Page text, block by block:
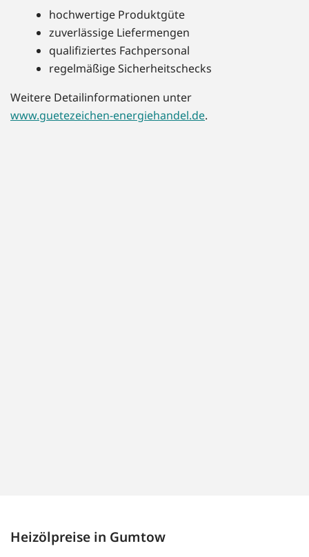
hochwertige Produktgüte
zuverlässige Liefermengen
qualifiziertes Fachpersonal
regelmäßige Sicherheitschecks
Weitere Detailinformationen unter
www.guetezeichen-energiehandel.de.
Heizölpreise in Gumtow